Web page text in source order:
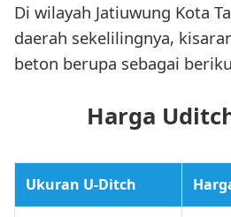
Di wilayah Jatiuwung Kota
daerah sekelilingnya,
beton berupa sebagai
Harga
Ukuran U-Ditch